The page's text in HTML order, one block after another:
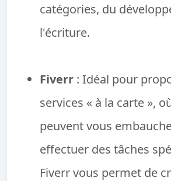
catégories, du
l'écriture.
Fiverr : Idéal pour
services « à la carte »,
peuvent vous
effectuer des tâches
Fiverr vous permet de